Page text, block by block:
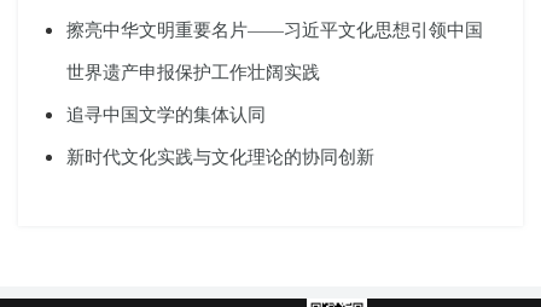
擦亮中华文明重要名片——习近平文化思想引领中国
世界遗产申报保护工作壮阔实践
追寻中国文学的集体认同
新时代文化实践与文化理论的协同创新